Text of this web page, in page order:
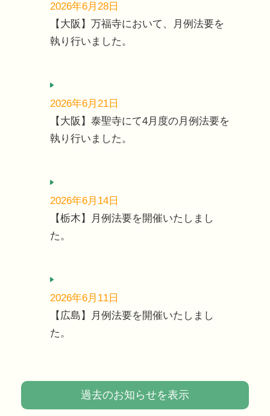
2026年6月28日
【大阪】万福寺において、月例法要を
執り行いました。
2026年6月21日
【大阪】泰聖寺にて4月度の月例法要を
執り行いました。
2026年6月14日
【栃木】月例法要を開催いたしまし
た。
2026年6月11日
【広島】月例法要を開催いたしまし
た。
過去のお知らせを表示